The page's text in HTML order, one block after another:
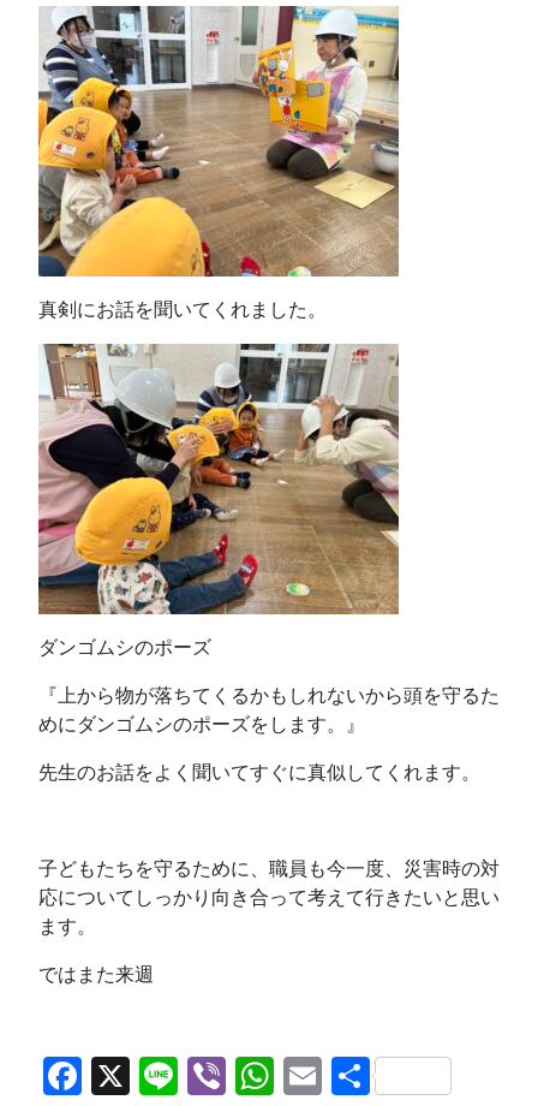
真剣にお話を聞いてくれました。
ダンゴムシのポーズ
『上から物が落ちてくるかもしれないから頭を守るた
めにダンゴムシのポーズをします。』
先生のお話をよく聞いてすぐに真似してくれます。
子どもたちを守るために、職員も今一度、災害時の対
応についてしっかり向き合って考えて行きたいと思い
ます。
ではまた来週
Facebook
X LineViberWhatsApp
Email
共